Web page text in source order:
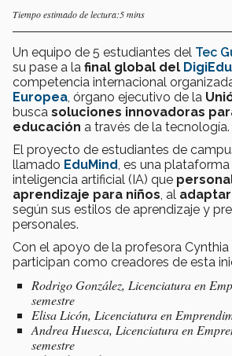
Tiempo estimado de lectura:5 mins
Un equipo de 5 estudiantes del Tec
su pase a la final global del
competencia internacional
Europea , órgano ejecutivo de la
busca soluciones innovadoras
educación a través de la tecnología.
El proyecto de estudiantes de
llamado EduMind , es una
inteligencia artificial (IA) que
aprendizaje para niños , al
según sus estilos de aprendizaje y
personales.
Con el apoyo de la profesora Cynthia
participan como creadores de esta
Rodrigo González, Licenciatura en
semestre
Elisa Licón, Licenciatura en
Andrea Huesca, Licenciatura en
semestre